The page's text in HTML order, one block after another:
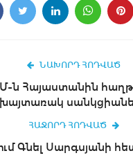
ՆԱԽՈՐԴ ՀՈԴՎԱԾ
ն Հայաստանին
խայտառակ
ՀԱՋՈՐԴ ՀՈԴՎԱԾ
Գնել Սարգսյանի